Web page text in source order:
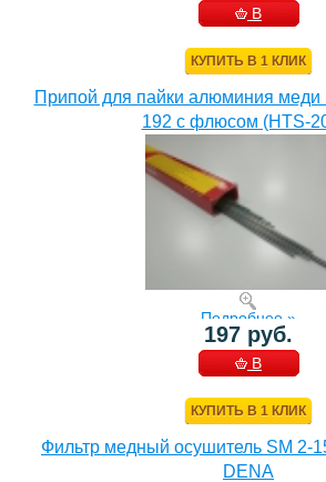
В
КУПИТЬ В 1 КЛИК
Припой для пайки алюминия меди
192 с флюсом (HTS-
Подробнее »
197 руб.
В
КУПИТЬ В 1 КЛИК
Фильтр медный осушитель SM 2-
DENA